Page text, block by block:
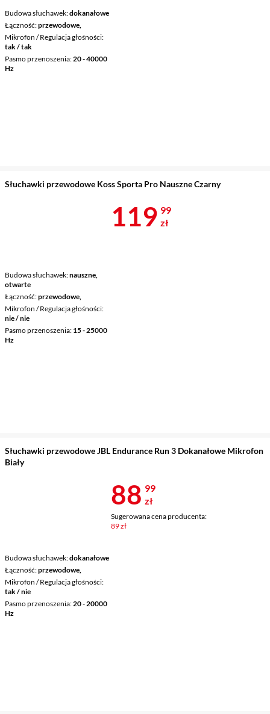
Budowa słuchawek dokanałowe
Łączność przewodowe,
Mikrofon / Regulacja głośności
tak / tak
Pasmo przenoszenia 20 - 40000
Hz
Słuchawki przewodowe Koss Sporta Pro Nauszne Czarny
Budowa słuchawek nauszne,
otwarte
Łączność przewodowe,
Mikrofon / Regulacja głośności
nie / nie
Pasmo przenoszenia 15 - 25000
Hz
Cena 119,99
119 99
zł
Słuchawki przewodowe JBL Endurance Run 3 Dokanałowe Mikrofon
Biały
Budowa słuchawek dokanałowe
Łączność przewodowe,
Mikrofon / Regulacja głośności
tak / nie
Pasmo przenoszenia 20 - 20000
Hz
Cena 88,99
88 99
zł
Sugerowana cena producenta:
89 zł